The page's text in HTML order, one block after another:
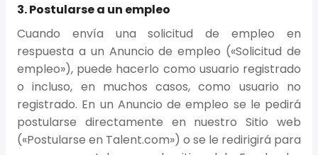
3. Postularse a un empleo
Cuando envía una solicitud de empleo en
respuesta a un Anuncio de empleo («Solicitud de
empleo»), puede hacerlo como usuario registrado
o incluso, en muchos casos, como usuario no
registrado. En un Anuncio de empleo se le pedirá
postularse directamente en nuestro Sitio web
(«Postularse en Talent.com») o se le redirigirá para